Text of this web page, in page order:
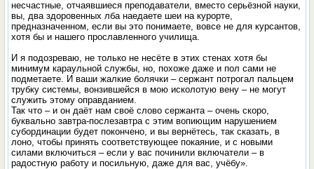
несчастные, отчаявшиеся преподаватели, вместо серьёзной науки,
вы, два здоровенных лба наедаете шеи на курорте,
предназначенном, если вы это понимаете, вовсе не для курсантов,
хотя бы и нашего прославленного училища.
И я подозреваю, не только не несёте в этих стенах хотя бы
минимум караульной службы, но, похоже даже и пол сами не
подметаете. И ваши жалкие болячки – сержант потрогал пальцем
трубку системы, вонзившейся в мою исколотую вену – не могут
служить этому оправданием.
Так что – и он даёт нам своё слово сержанта – очень скоро,
буквально завтра-послезавтра с этим вопиющим нарушением
субординации будет покончено, и вы вернётесь, так сказать, в
лоно, чтобы принять соответствующее покаяние, и с новыми
силами включиться – если у вас починили включатели – в
радостную работу и посильную, даже для вас, учёбу».